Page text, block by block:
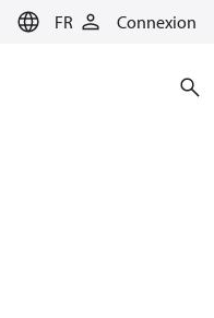
FR Connexion